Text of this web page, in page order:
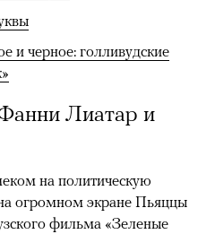
и черное: голливудские
Лиатар и
на политическую
огромном экране Пьяццы
фильма «Зеленые